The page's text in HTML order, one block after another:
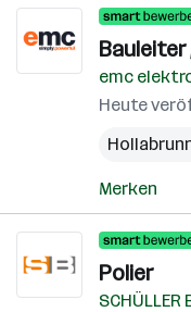
emc
Heute
Merken
Polier
SCHÜLLER